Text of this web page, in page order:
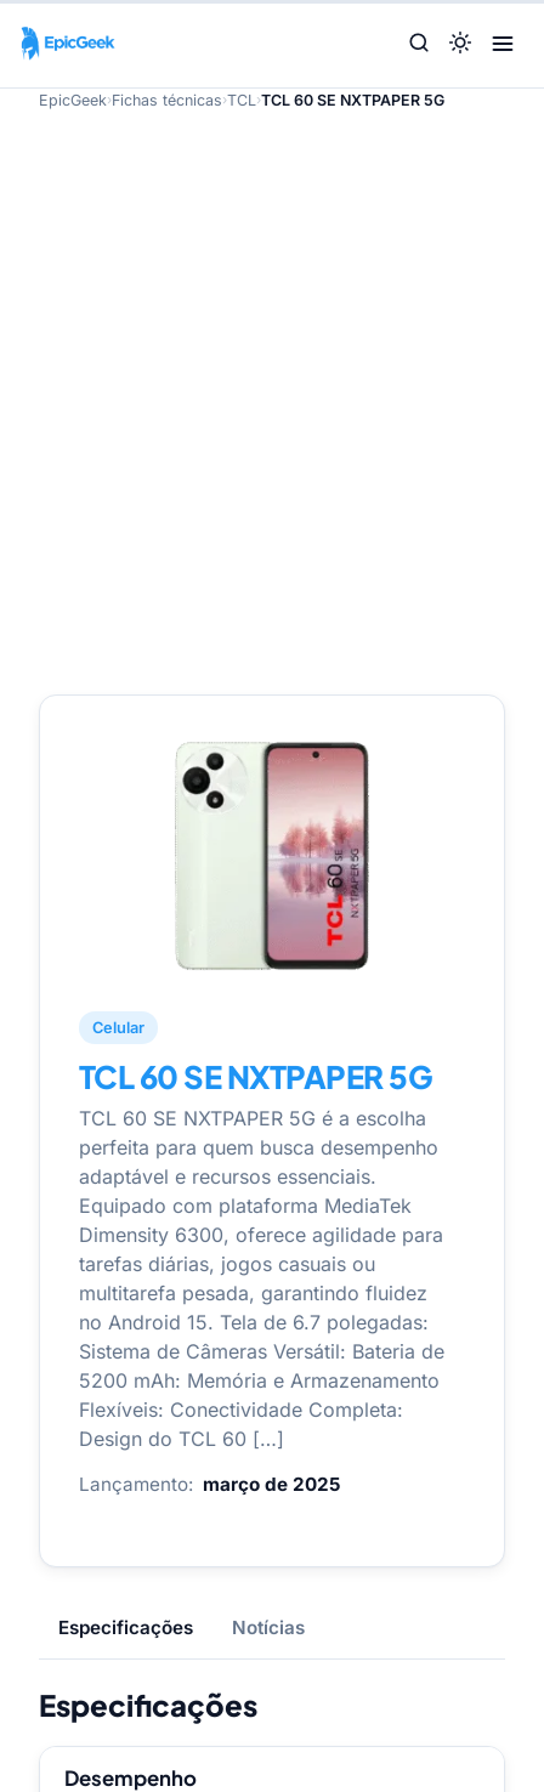
EpicGeek›Fichas técnicas›TCL›TCL 60 SE NXTPAPER 5G
Celular
TCL 60 SE NXTPAPER 5G
TCL 60 SE NXTPAPER 5G é a escolha
perfeita para quem busca desempenho
adaptável e recursos essenciais.
Equipado com plataforma MediaTek
Dimensity 6300, oferece agilidade para
tarefas diárias, jogos casuais ou
multitarefa pesada, garantindo fluidez
no Android 15. Tela de 6.7 polegadas:
Sistema de Câmeras Versátil: Bateria de
5200 mAh: Memória e Armazenamento
Flexíveis: Conectividade Completa:
Design do TCL 60 […]
Lançamento: março de 2025
Especificações Notícias
Especificações
Desempenho